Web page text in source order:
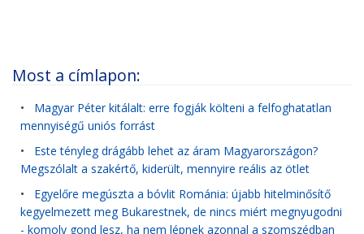
Most a címlapon:
• Magyar Péter kitálalt: erre fogják költeni a felfoghatatlan
mennyiségű uniós forrást
• Este tényleg drágább lehet az áram Magyarországon?
Megszólalt a szakértő, kiderült, mennyire reális az ötlet
• Egyelőre megúszta a bóvlit Románia: újabb hitelminősítő
kegyelmezett meg Bukarestnek, de nincs miért megnyugodni
- komoly gond lesz, ha nem lépnek azonnal a szomszédban